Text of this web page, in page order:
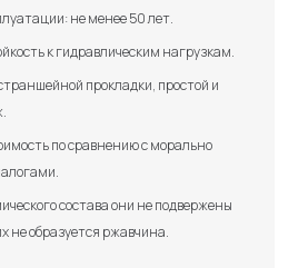
не менее 50 лет.
к гидравлическим нагрузкам.
прокладки, простой и
по сравнению с морально
состава они не подвержены
не образуется ржавчина.